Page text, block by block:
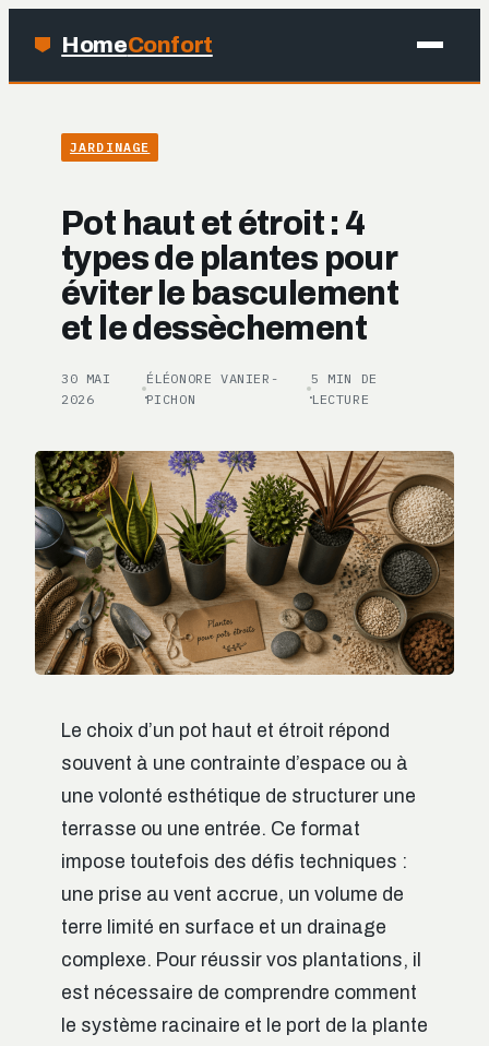
HomeConfort
JARDINAGE
DÉCO
JARDINAGE
Pot haut et étroit : 4
types de plantes pour
éviter le basculement
et le dessèchement
30 MAI
2026
·
ÉLÉONORE VANIER-
PICHON
·
5 MIN DE
LECTURE
Le choix d’un pot haut et étroit répond
souvent à une contrainte d’espace ou à
une volonté esthétique de structurer une
terrasse ou une entrée. Ce format
impose toutefois des défis techniques :
une prise au vent accrue, un volume de
terre limité en surface et un drainage
complexe. Pour réussir vos plantations, il
est nécessaire de comprendre comment
le système racinaire et le port de la plante